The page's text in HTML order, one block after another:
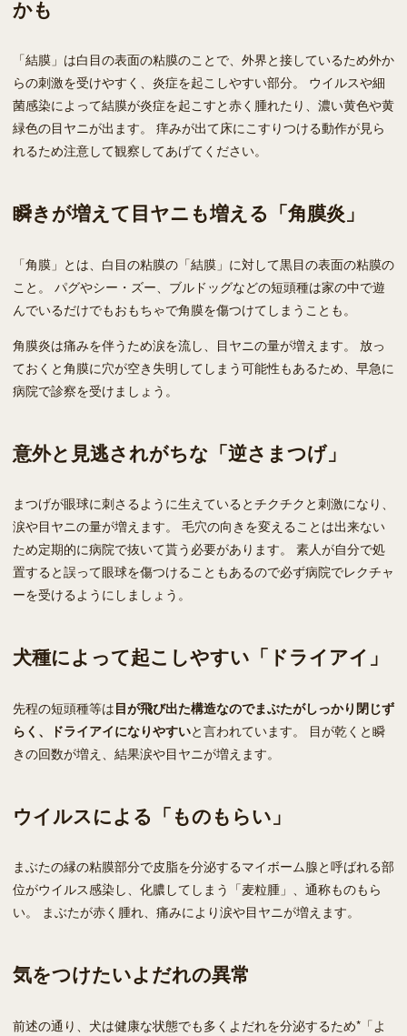
かも
「結膜」は白目の表面の粘膜のことで、外界と接しているため外か
らの刺激を受けやすく、炎症を起こしやすい部分。 ウイルスや細
菌感染によって結膜が炎症を起こすと赤く腫れたり、濃い黄色や黄
緑色の目ヤニが出ます。 痒みが出て床にこすりつける動作が見ら
れるため注意して観察してあげてください。
瞬きが増えて目ヤニも増える「角膜炎」
「角膜」とは、白目の粘膜の「結膜」に対して黒目の表面の粘膜の
こと。 パグやシー・ズー、ブルドッグなどの短頭種は家の中で遊
んでいるだけでもおもちゃで角膜を傷つけてしまうことも。
角膜炎は痛みを伴うため涙を流し、目ヤニの量が増えます。 放っ
ておくと角膜に穴が空き失明してしまう可能性もあるため、早急に
病院で診察を受けましょう。
意外と見逃されがちな「逆さまつげ」
まつげが眼球に刺さるように生えているとチクチクと刺激になり、
涙や目ヤニの量が増えます。 毛穴の向きを変えることは出来ない
ため定期的に病院で抜いて貰う必要があります。 素人が自分で処
置すると誤って眼球を傷つけることもあるので必ず病院でレクチャ
ーを受けるようにしましょう。
犬種によって起こしやすい「ドライアイ」
先程の短頭種等は目が飛び出た構造なのでまぶたがしっかり閉じず
らく、ドライアイになりやすいと言われています。 目が乾くと瞬
きの回数が増え、結果涙や目ヤニが増えます。
ウイルスによる「ものもらい」
まぶたの縁の粘膜部分で皮脂を分泌するマイボーム腺と呼ばれる部
位がウイルス感染し、化膿してしまう「麦粒腫」、通称ものもら
い。 まぶたが赤く腫れ、痛みにより涙や目ヤニが増えます。
気をつけたいよだれの異常
前述の通り、犬は健康な状態でも多くよだれを分泌するため*「よ